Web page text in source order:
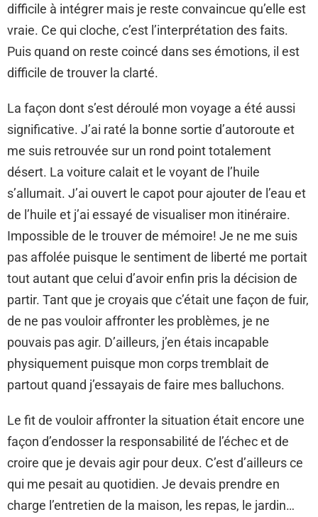
difficile à intégrer mais je reste convaincue qu’elle est
vraie. Ce qui cloche, c’est l’interprétation des faits.
Puis quand on reste coincé dans ses émotions, il est
difficile de trouver la clarté.
La façon dont s’est déroulé mon voyage a été aussi
significative. J’ai raté la bonne sortie d’autoroute et
me suis retrouvée sur un rond point totalement
désert. La voiture calait et le voyant de l’huile
s’allumait. J’ai ouvert le capot pour ajouter de l’eau et
de l’huile et j’ai essayé de visualiser mon itinéraire.
Impossible de le trouver de mémoire! Je ne me suis
pas affolée puisque le sentiment de liberté me portait
tout autant que celui d’avoir enfin pris la décision de
partir. Tant que je croyais que c’était une façon de fuir,
de ne pas vouloir affronter les problèmes, je ne
pouvais pas agir. D’ailleurs, j’en étais incapable
physiquement puisque mon corps tremblait de
partout quand j’essayais de faire mes balluchons.
Le fit de vouloir affronter la situation était encore une
façon d’endosser la responsabilité de l’échec et de
croire que je devais agir pour deux. C’est d’ailleurs ce
qui me pesait au quotidien. Je devais prendre en
charge l’entretien de la maison, les repas, le jardin…